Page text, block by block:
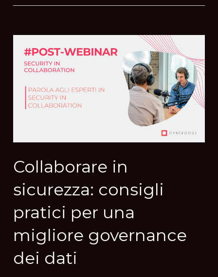
Collaborare in
sicurezza: consigli
pratici per una
migliore governance
dei dati